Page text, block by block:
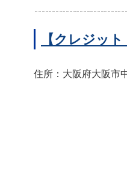
【クレジッ
住所：大阪府大阪市